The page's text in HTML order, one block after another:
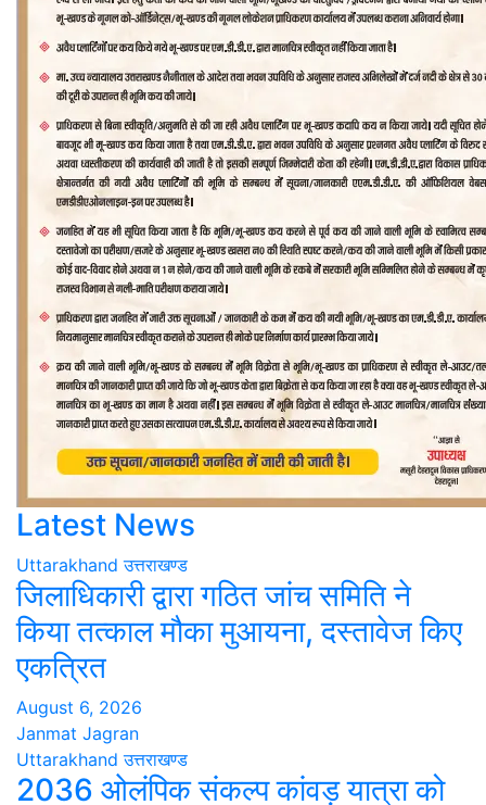
Latest News
Uttarakhand उत्तराखण्ड
जिलाधिकारी द्वारा गठित जांच समिति ने
किया तत्काल मौका मुआयना, दस्तावेज किए
एकत्रित
August 6, 2026
Janmat Jagran
Uttarakhand उत्तराखण्ड
2036 ओलंपिक संकल्प कांवड़ यात्रा को